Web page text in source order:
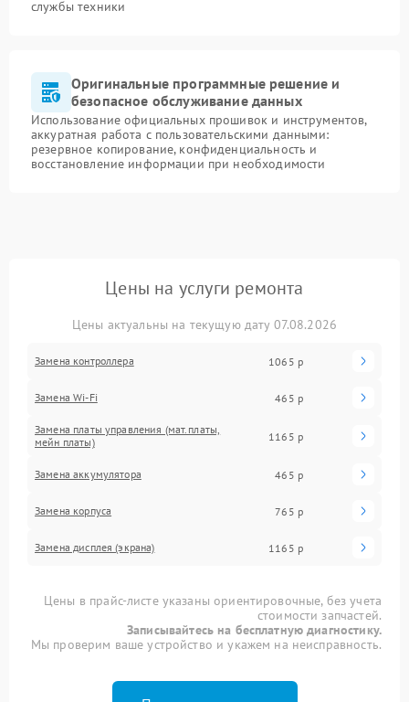
службы техники
Оригинальные программные решение и
безопасное обслуживание данных
Использование официальных прошивок и инструментов,
аккуратная работа с пользовательскими данными:
резервное копирование, конфиденциальность и
восстановление информации при необходимости
Цены на услуги ремонта
Цены актуальны на текущую дату 07.08.2026
Замена контроллера 1065 р
Замена Wi-Fi 465 р
Замена платы управления (мат.платы,
мейн платы)
1165 р
Замена аккумулятора 465 р
Замена корпуса 765 р
Замена дисплея (экрана) 1165 р
Цены в прайс-листе указаны ориентировочные, без учета
стоимости запчастей.
Записывайтесь на бесплатную диагностику.
Мы проверим ваше устройство и укажем на неисправность.